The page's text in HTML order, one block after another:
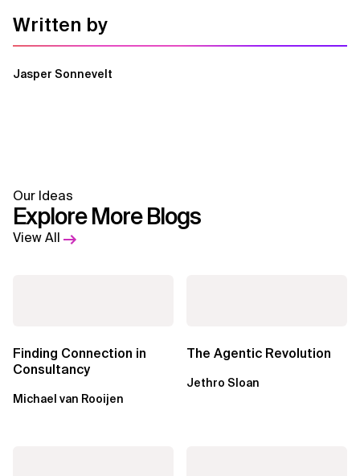
Written by
Jasper Sonnevelt
Our Ideas
Explore More Blogs
View All
Finding Connection in
Consultancy
Michael van Rooijen
The Agentic Revolution
Jethro Sloan